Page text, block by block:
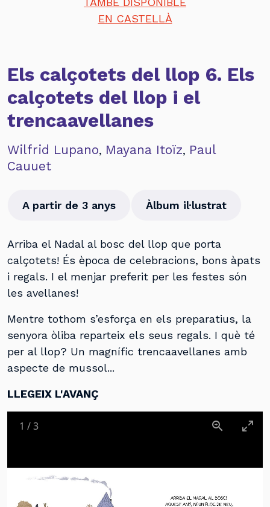
EN CASTELLÀ
Els calçotets del llop 6. Els
calçotets del llop i el
trencaavellanes
Wilfrid Lupano, Mayana Itoïz, Paul
Cauuet
A partir de 3 anys Àlbum il·lustrat
Arriba el Nadal al bosc del llop que porta
calçotets! És època de celebracions, bons àpats
i regals. I el menjar preferit per les festes són
les avellanes!
Mentre tothom s’esforça en els preparatius, la
senyora òliba reparteix els seus regals. I què té
per al llop? Un magnífic trencaavellanes amb
aspecte de mussol...
LLEGEIX L'AVANÇ
1 /3